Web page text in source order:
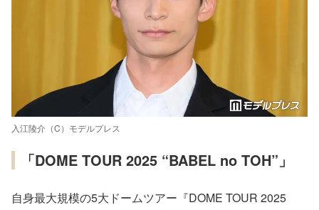
入江陵介（C）モデルプレス
「DOME TOUR 2025 “BABEL no TOH”」
自身最大規模の5大ドームツアー『DOME TOUR 2025